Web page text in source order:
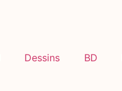
Dessins BD